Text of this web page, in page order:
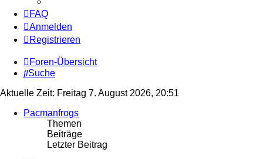
FAQ
Anmelden
Registrieren
Foren-Übersicht
Suche
Aktuelle Zeit: Freitag 7. August 2026, 20:51
Pacmanfrogs
Themen
Beiträge
Letzter Beitrag